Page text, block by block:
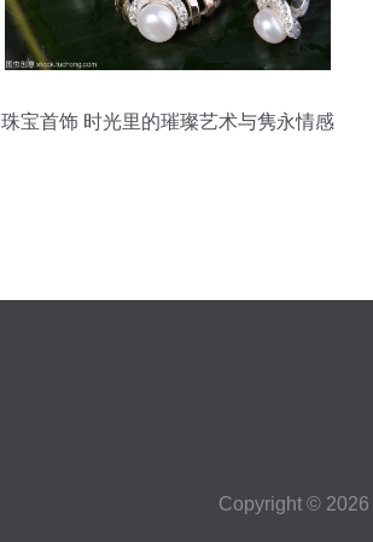
珠宝首饰 时光里的璀璨艺术与隽永情感
Copyright © 2026